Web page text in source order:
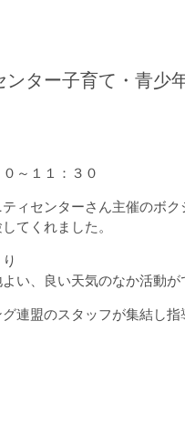
ター子育て・青少
～１１：３０
ィセンターさん主催のボク
てくれました。
い、良い天気のなか活動が
連盟のスタッフが集結し指